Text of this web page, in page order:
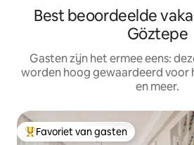
Best beoordeelde
Göztepe
Gasten zijn het ermee eens:
worden hoog gewaardeerd voor
en meer.
Topfavoriet van gasten
Favoriet van gasten